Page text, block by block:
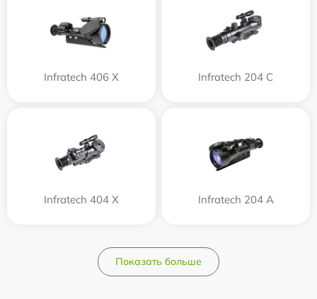
Infratech 406 Х Infratech 204 С
Infratech 404 Х Infratech 204 А
Показать больше